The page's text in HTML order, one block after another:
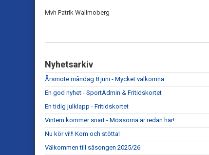
Mvh Patrik Wallmoberg
Nyhetsarkiv
Årsmöte måndag 8 juni - Mycket välkomna
En god nyhet - SportAdmin & Fritidskortet
En tidig julklapp - Fritidskortet
Vintern kommer snart - Mössorna är redan här!
Nu kör vi!!! Kom och stötta!
Välkommen till säsongen 2025/26